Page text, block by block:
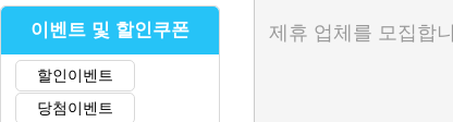
제휴 업체를 모집합
이벤트 및 할인쿠폰
할인이벤트
당첨이벤트